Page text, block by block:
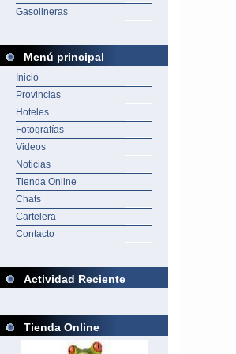
Gasolineras
Menú principal
Inicio
Provincias
Hoteles
Fotografías
Videos
Noticias
Tienda Online
Chats
Cartelera
Contacto
Actividad Reciente
Tienda Online